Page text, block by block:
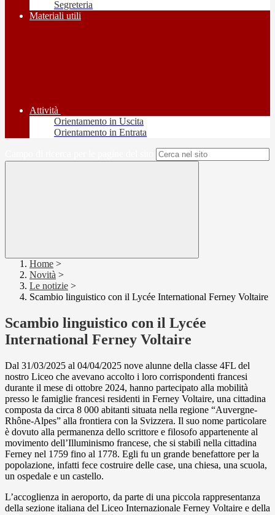
Segreteria
Materiali utili
Attività
Orientamento in Uscita
Orientamento in Entrata
Home >
Novità >
Le notizie >
Scambio linguistico con il Lycée International Ferney Voltaire
Scambio linguistico con il Lycée
International Ferney Voltaire
Dal 31/03/2025 al 04/04/2025 nove alunne della classe 4FL del
nostro Liceo che avevano accolto i loro corrispondenti francesi
durante il mese di ottobre 2024, hanno partecipato alla mobilità
presso le famiglie francesi residenti in Ferney Voltaire, una cittadina
composta da circa 8 000 abitanti situata nella regione “Auvergne-
Rhône-Alpes” alla frontiera con la Svizzera. Il suo nome particolare
è dovuto alla permanenza dello scrittore e filosofo appartenente al
movimento dell’Illuminismo francese, che si stabilì nella cittadina
Ferney nel 1759 fino al 1778. Egli fu un grande benefattore per la
popolazione, infatti fece costruire delle case, una chiesa, una scuola,
un ospedale e un castello.
L’accoglienza in aeroporto, da parte di una piccola rappresentanza
della sezione italiana del Liceo Internazionale Ferney Voltaire e della